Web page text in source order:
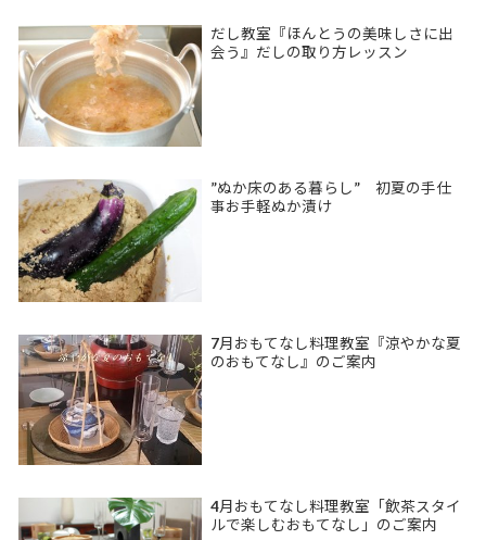
だし教室『ほんとうの美味しさに出
会う』だしの取り方レッスン
”ぬか床のある暮らし” 初夏の手仕
事お手軽ぬか漬け
7月おもてなし料理教室『涼やかな夏
のおもてなし』のご案内
4月おもてなし料理教室「飲茶スタイ
ルで楽しむおもてなし」のご案内